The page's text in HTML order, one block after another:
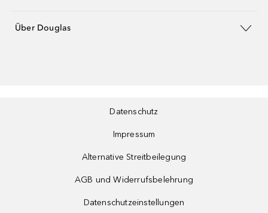
Über Douglas
Datenschutz
Impressum
Alternative Streitbeilegung
AGB und Widerrufsbelehrung
Datenschutzeinstellungen